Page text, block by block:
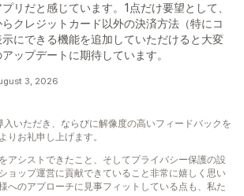
リだと感じています。1点だけ要望として、
クレジットカード以外の決済方法（特にコ
にできる機能を追加していただけると大変
ップデートに期待しています。
3, 2026
いただき、ならびに解像度の高いフィードバックを
りお礼申し上げます。
アシストできたこと、そしてプライバシー保護の設
ョップ運営に貢献できていること非常に嬉しく思い
へのアプローチに見事フィットしている点も、私た